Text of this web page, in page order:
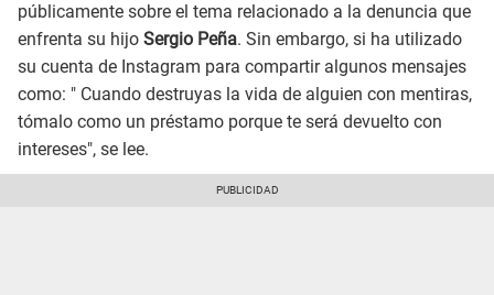
públicamente sobre el tema relacionado a la denuncia que
enfrenta su hijo Sergio Peña. Sin embargo, si ha utilizado
su cuenta de Instagram para compartir algunos mensajes
como: " Cuando destruyas la vida de alguien con mentiras,
tómalo como un préstamo porque te será devuelto con
intereses", se lee.